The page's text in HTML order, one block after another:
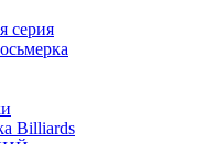
серия
Billiards